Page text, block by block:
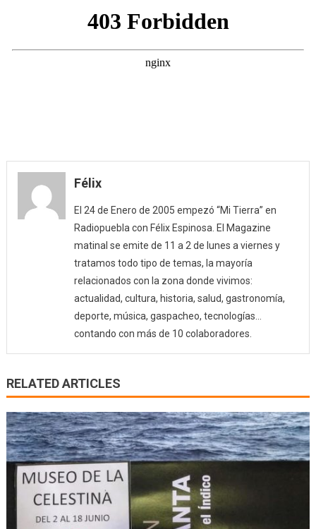
Félix
El 24 de Enero de 2005 empezó “Mi Tierra” en
Radiopuebla con Félix Espinosa. El Magazine
matinal se emite de 11 a 2 de lunes a viernes y
tratamos todo tipo de temas, la mayoría
relacionados con la zona donde vivimos:
actualidad, cultura, historia, salud, gastronomía,
deporte, música, gaspacheo, tecnologías…
contando con más de 10 colaboradores.
RELATED ARTICLES